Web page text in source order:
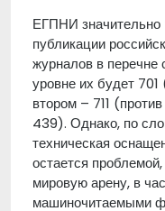
ЕГПНИ значительно
публикации
журналов в перечне
уровне их будет
втором – 711
439). Однако, по
техническая
остается
мировую арену, в
машиночитаемыми